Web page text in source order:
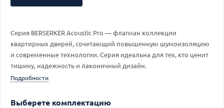
Серия BERSERKER Acoustic Pro — флагман коллекции
квартирных дверей, сочетающий повышенную шумоизоляцию
и современные технологии. Серия идеальна для тех, кто ценит
тишину, надежность и лаконичный дизайн.
Подробности
Выберете комплектацию